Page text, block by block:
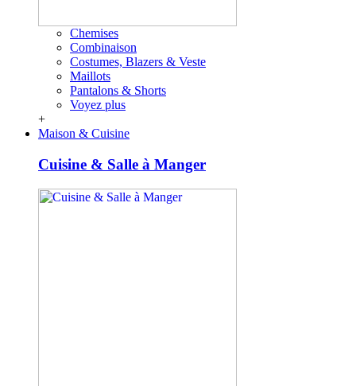
Chemises
Combinaison
Costumes, Blazers & Veste
Maillots
Pantalons & Shorts
Voyez plus
+
Maison & Cuisine
Cuisine & Salle à Manger